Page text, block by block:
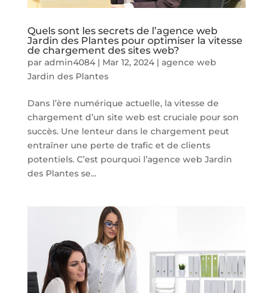
Quels sont les secrets de l’agence web
Jardin des Plantes pour optimiser la vitesse
de chargement des sites web?
par admin4084| Mar 12, 2024| agence web
Jardin des Plantes
Dans l’ère numérique actuelle, la vitesse de
chargement d’un site web est cruciale pour son
succès. Une lenteur dans le chargement peut
entraîner une perte de trafic et de clients
potentiels. C’est pourquoi l’agence web Jardin
des Plantes se...